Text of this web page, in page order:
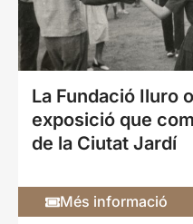
La Fundació Iluro
exposició que
de la Ciutat Jardí
Més informació